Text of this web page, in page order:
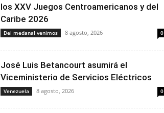
los XXV Juegos Centroamericanos y del
Caribe 2026
Del medanal venimos 8 agosto, 2026 0
José Luis Betancourt asumirá el
Viceministerio de Servicios Eléctricos
Venezuela 8 agosto, 2026 0